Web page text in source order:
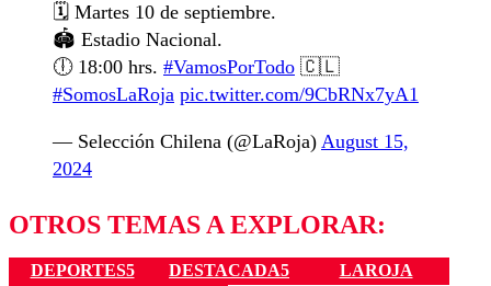
🗓️ Martes 10 de septiembre.
🏟️ Estadio Nacional.
🕕 18:00 hrs. #VamosPorTodo 🇨🇱
#SomosLaRoja pic.twitter.com/9CbRNx7yA1
— Selección Chilena (@LaRoja) August 15,
2024
OTROS TEMAS A EXPLORAR:
DEPORTES5 DESTACADA5
LAROJA